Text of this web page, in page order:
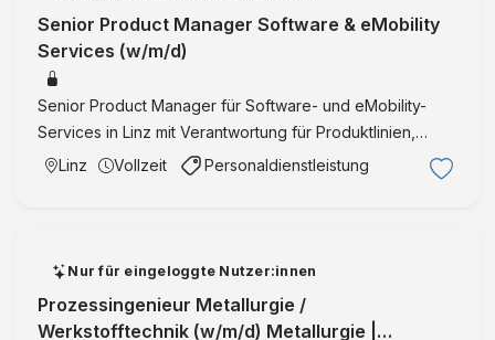
Senior Product Manager Software & eMobility
Services (w/m/d)
Senior Product Manager für Software- und eMobility-
Services in Linz mit Verantwortung für Produktlinien,
Roadmaps und agile Weiterentwicklung.
Linz Vollzeit Personaldienstleistung
Nur für eingeloggte Nutzer:innen
Prozessingenieur Metallurgie /
Werkstofftechnik (w/m/d) Metallurgie |